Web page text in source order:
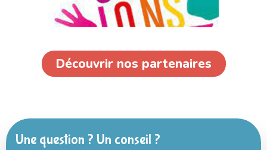
Découvrir nos partenaires
Une question ? Un conseil ?